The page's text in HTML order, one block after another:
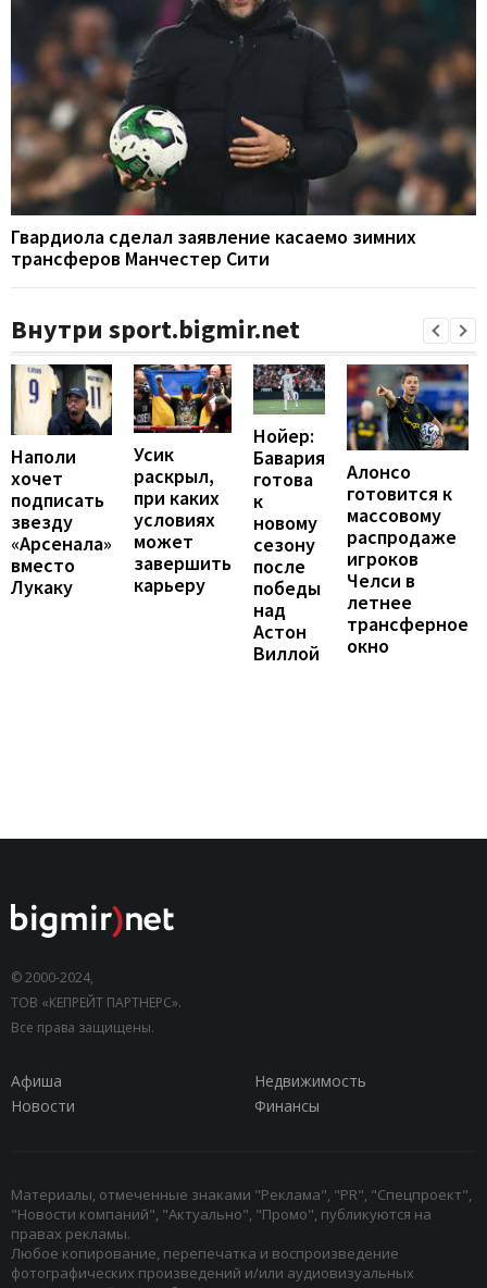
Гвардиола сделал заявление касаемо зимних
трансферов Манчестер Сити
Внутри sport.bigmir.net
Наполи
хочет
подписать
звезду
«Арсенала»
вместо
Лукаку
Усик
раскрыл,
при каких
условиях
может
завершить
карьеру
Нойер:
Бавария
готова
к
новому
сезону
после
победы
над
Астон
Виллой
Алонсо
готовится к
массовому
распродаже
игроков
Челси в
летнее
трансферное
окно
© 2000-2024,
ТОВ «КЕПРЕЙТ ПАРТНЕРС».
Все права защищены.
Афиша
Недвижимость
Новости
Финансы
Материалы, отмеченные знаками "Реклама", "PR", "Спецпроект",
"Новости компаний", "Актуально", "Промо", публикуются на
правах рекламы.
Любое копирование, перепечатка и воспроизведение
фотографических произведений и/или аудиовизуальных